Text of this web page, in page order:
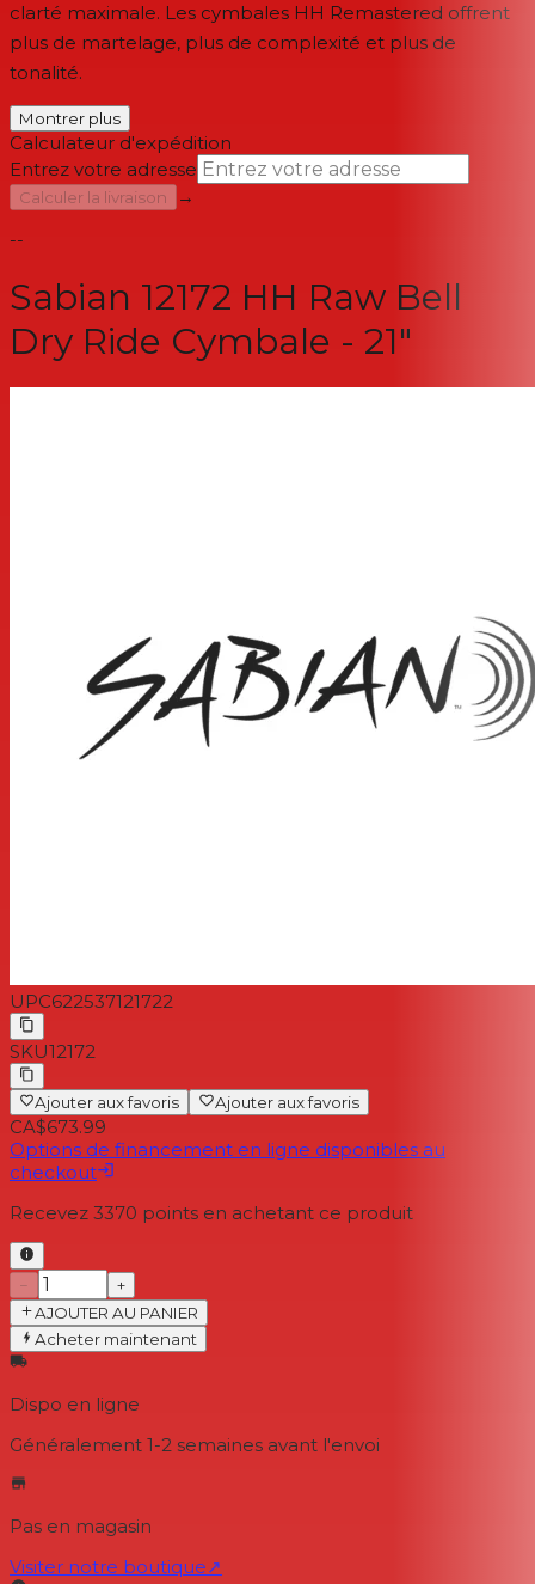
clarté maximale. Les cymbales HH Remastered offrent
plus de martelage, plus de complexité et plus de
tonalité.
Montrer plus
Calculateur d'expédition
Entrez votre adresse
Calculer la livraison
→
--
Sabian 12172 HH Raw Bell
Dry Ride Cymbale - 21"
UPC622537121722
SKU12172
Ajouter aux favoris Ajouter aux favoris
CA$673.99
Options de financement en ligne disponibles au
checkout
Recevez 3370 points en achetant ce produit
−
+
AJOUTER AU PANIER
Acheter maintenant
Dispo en ligne
Généralement 1-2 semaines avant l'envoi
Pas en magasin
Visiter notre boutique↗